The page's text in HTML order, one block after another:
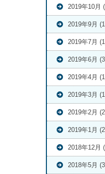
2019年10月
2019年9月
2019年7月
2019年6月
2019年4月
2019年3月
2019年2月
2019年1月
2018年12月
2018年5月